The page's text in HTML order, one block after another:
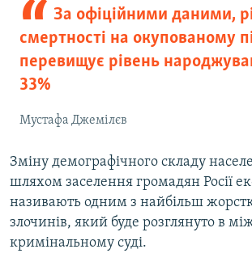
За офіційними даними,
смертності на окупованому
перевищує рівень
33%
Мустафа Джемілєв
Зміну демографічного складу
шляхом заселення громадян Росії
називають одним з найбільш
злочинів, який буде розглянуто в
кримінальному суді.